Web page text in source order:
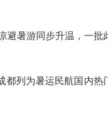
避暑游同步升温，一批
都列为暑运民航国内热